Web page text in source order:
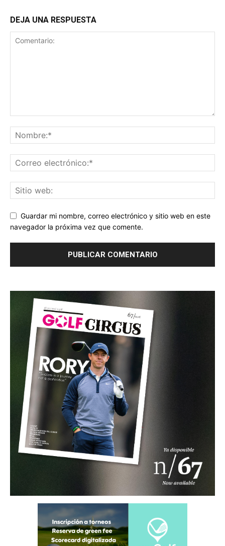
DEJA UNA RESPUESTA
Guardar mi nombre, correo electrónico y sitio web en este
navegador la próxima vez que comente.